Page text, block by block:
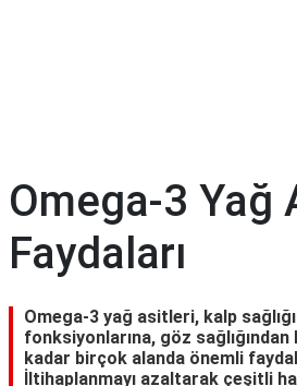
Omega-3 Yağ
Faydaları
Omega-3 yağ asitleri, kalp
fonksiyonlarına, göz sağlığından
kadar birçok alanda önemli
İltihaplanmayı azaltarak çeşitli